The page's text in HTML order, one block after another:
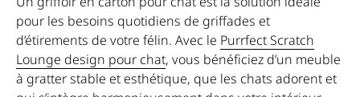
pour les besoins quotidiens de griffades et
d’étirements de votre félin. Avec le Purrfect Scratch
Lounge design pour chat, vous bénéficiez d’un meuble
à gratter stable et esthétique, que les chats adorent et